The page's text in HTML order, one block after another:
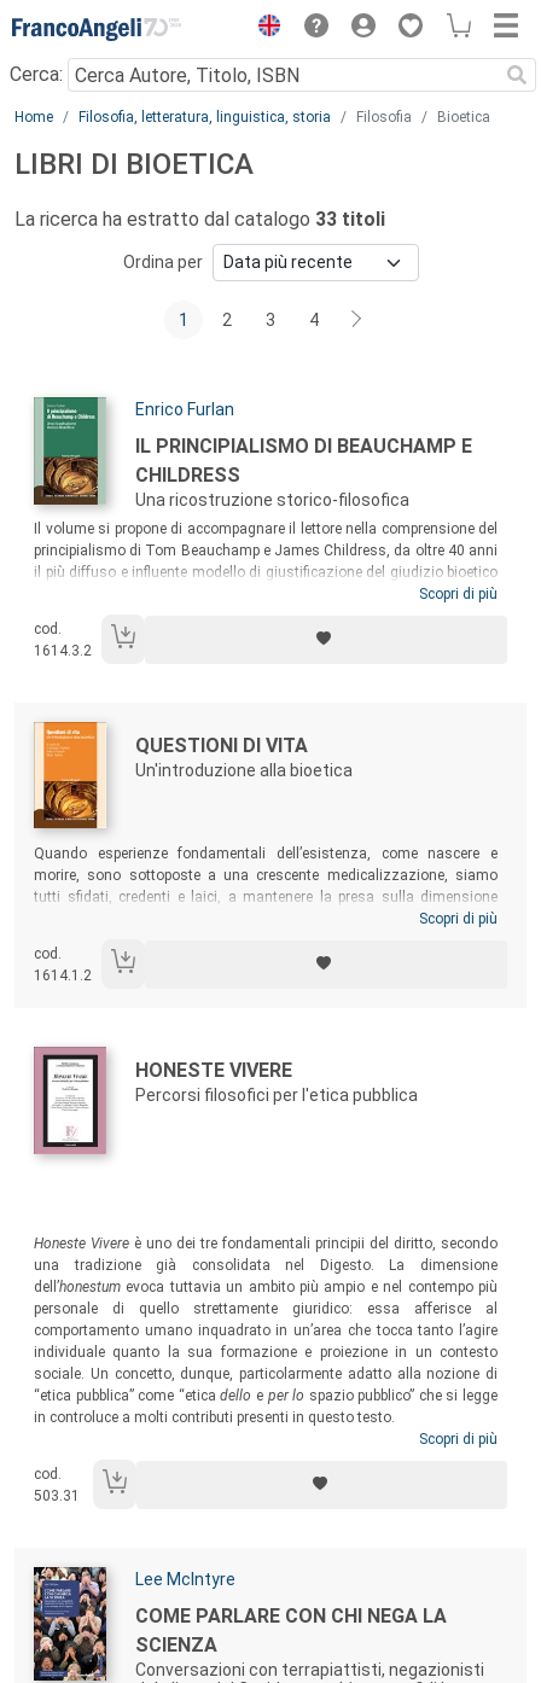
Menu
Cerca:
Main content
Home Filosofia, letteratura, linguistica, storia Filosofia Bioetica
LIBRI DI BIOETICA
La ricerca ha estratto dal catalogo 33 titoli
Ordina per
1 2 3 4
Autori:
Enrico Furlan
Titolo:
IL PRINCIPIALISMO DI BEAUCHAMP E
CHILDRESS
Una ricostruzione storico-filosofica
Sommario:
Il volume si propone di accompagnare il lettore nella comprensione del
principialismo di Tom Beauchamp e James Childress, da oltre 40 anni
il più diffuso e influente modello di giustificazione del giudizio bioetico
a livello internazionale. Attraverso un percorso che ne ricostruisce la
di forza dell’approccio principialista e ne mette in luce alcuni seri
problemi teorici ancora aperti.
Scopri di più
cod.
1614.3.2
Autori:
Titolo:
QUESTIONI DI VITA
Un'introduzione alla bioetica
Sommario:
Quando esperienze fondamentali dell’esistenza, come nascere e
morire, sono sottoposte a una crescente medicalizzazione, siamo
tutti sfidati, credenti e laici, a mantenere la presa sulla dimensione
umana di questi eventi. Obiettivo del presente volume è di istruire tali
gli aspetti specificamente etici insieme alle implicazioni
antropologiche, e dando conto dei più significativi orientamenti che su
Scopri di più
cod.
1614.1.2
Autori:
Titolo:
HONESTE VIVERE
Percorsi filosofici per l'etica pubblica
Honeste Vivere è uno dei tre fondamentali principii del diritto, secondo
una tradizione già consolidata nel Digesto. La dimensione
dell’honestum evoca tuttavia un ambito più ampio e nel contempo più
personale di quello strettamente giuridico: essa afferisce al
comportamento umano inquadrato in un’area che tocca tanto l’agire
individuale quanto la sua formazione e proiezione in un contesto
sociale. Un concetto, dunque, particolarmente adatto alla nozione di
“etica pubblica” come “eticadello e per lo spazio pubblico” che si legge
in controluce a molti contributi presenti in questo testo.
Scopri di più
cod.
503.31
Autori:
Lee Mclntyre
Titolo:
COME PARLARE CON CHI NEGA LA
SCIENZA
Conversazioni con terrapiattisti, negazionisti